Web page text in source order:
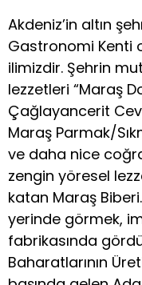
Akdeniz’in altın
Gastronomi Kenti
ilimizdir. Şehrin
lezzetleri “Maraş
Çağlayancerit
Maraş Parmak/
ve daha nice
zengin yöresel
katan Maraş Biberi.
yerinde görmek,
fabrikasında
Baharatlarının